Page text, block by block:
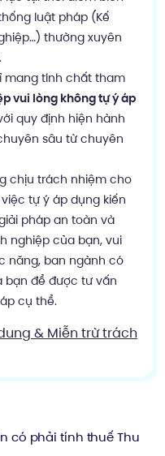
luật pháp (Kế
thường xuyên
mang tính chất tham
vui lòng không tự ý áp
quy định hiện hành
sâu từ chuyên
chịu trách nhiệm cho
tự ý áp dụng kiến
pháp an toàn và
nghiệp của bạn, vui
năng, ban ngành có
bạn để được tư vấn
cụ thể.
& Miễn trừ trách
có phải tính thuế Thu